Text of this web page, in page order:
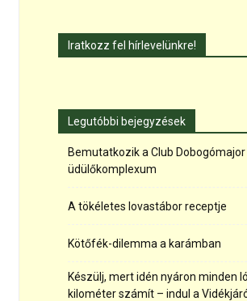
Iratkozz fel hírlevelünkre!
Legutóbbi bejegyzések
Bemutatkozik a Club Dobogómajor
üdülőkomplexum
A tökéletes lovastábor receptje
Kötőfék-dilemma a karámban
Készülj, mert idén nyáron minden
kilométer számít – indul a